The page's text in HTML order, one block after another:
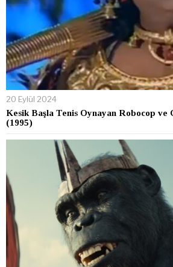
20 Eylül 2024
Kesik Başla Tenis Oynayan Robocop ve
(1995)